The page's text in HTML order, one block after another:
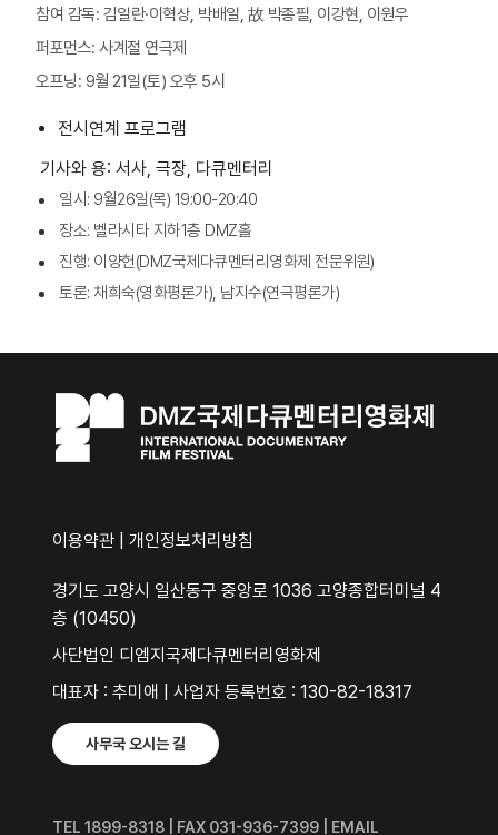
참여 감독: 김일란·이혁상, 박배일, 故 박종필, 이강현, 이원우
퍼포먼스: 사계절 연극제
오프닝: 9월 21일(토) 오후 5시
전시연계 프로그램
기사와 용: 서사, 극장, 다큐멘터리
일시: 9월26일(목) 19:00-20:40
장소: 벨라시타 지하1층 DMZ홀
진행: 이양헌(DMZ국제다큐멘터리영화제 전문위원)
토론: 채희숙(영화평론가), 남지수(연극평론가)
이용약관 개인정보처리방침
경기도 고양시 일산동구 중앙로 1036 고양종합터미널 4
층 (10450)
사단법인 디엠지국제다큐멘터리영화제
대표자 : 추미애 | 사업자 등록번호 : 130-82-18317
사무국 오시는 길
TEL 1899-8318 | FAX 031-936-7399 | EMAIL